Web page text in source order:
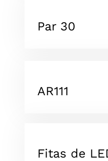
Par 30
AR111
Fitas de